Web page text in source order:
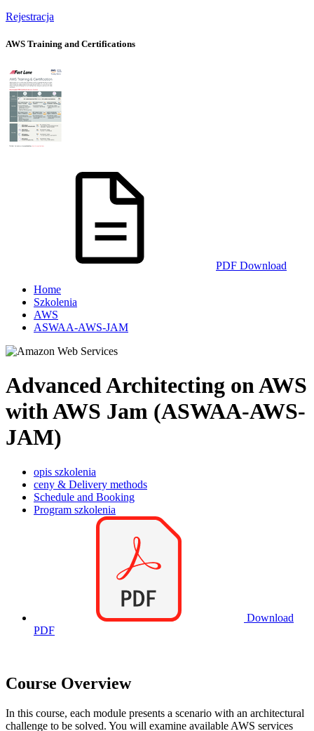
Rejestracja
AWS Training and Certifications
PDF Download
Home
Szkolenia
AWS
ASWAA-AWS-JAM
Advanced Architecting on AWS
with AWS Jam (ASWAA-AWS-
JAM)
opis szkolenia
ceny & Delivery methods
Schedule and Booking
Program szkolenia
Download
PDF
Course Overview
In this course, each module presents a scenario with an architectural
challenge to be solved. You will examine available AWS services